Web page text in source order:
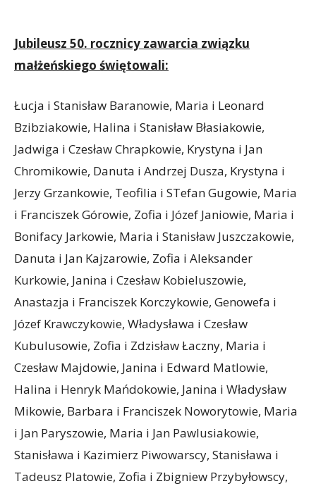
Jubileusz 50. rocznicy zawarcia związku
małżeńskiego świętowali:
Łucja i Stanisław Baranowie, Maria i Leonard
Bzibziakowie, Halina i Stanisław Błasiakowie,
Jadwiga i Czesław Chrapkowie, Krystyna i Jan
Chromikowie, Danuta i Andrzej Dusza, Krystyna i
Jerzy Grzankowie, Teofilia i STefan Gugowie, Maria
i Franciszek Górowie, Zofia i Józef Janiowie, Maria i
Bonifacy Jarkowie, Maria i Stanisław Juszczakowie,
Danuta i Jan Kajzarowie, Zofia i Aleksander
Kurkowie, Janina i Czesław Kobieluszowie,
Anastazja i Franciszek Korczykowie, Genowefa i
Józef Krawczykowie, Władysława i Czesław
Kubulusowie, Zofia i Zdzisław Łaczny, Maria i
Czesław Majdowie, Janina i Edward Matlowie,
Halina i Henryk Mańdokowie, Janina i Władysław
Mikowie, Barbara i Franciszek Noworytowie, Maria
i Jan Paryszowie, Maria i Jan Pawlusiakowie,
Stanisława i Kazimierz Piwowarscy, Stanisława i
Tadeusz Platowie, Zofia i Zbigniew Przybyłowscy,